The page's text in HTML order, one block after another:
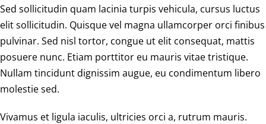
Sed sollicitudin quam lacinia turpis vehicula, cursus luctus
elit sollicitudin. Quisque vel magna ullamcorper orci finibus
pulvinar. Sed nisl tortor, congue ut elit consequat, mattis
posuere nunc. Etiam porttitor eu mauris vitae tristique.
Nullam tincidunt dignissim augue, eu condimentum libero
molestie sed.
Vivamus et ligula iaculis, ultricies orci a, rutrum mauris.